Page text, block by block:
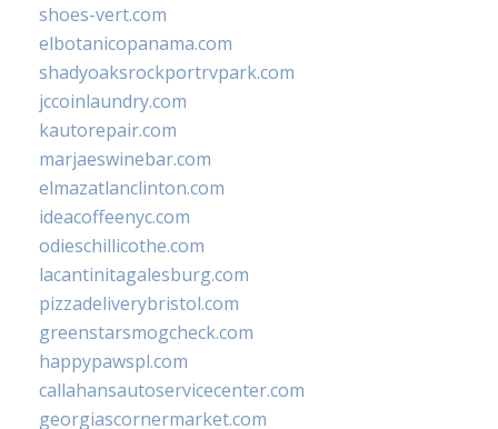
shoes-vert.com
elbotanicopanama.com
shadyoaksrockportrvpark.com
jccoinlaundry.com
kautorepair.com
marjaeswinebar.com
elmazatlanclinton.com
ideacoffeenyc.com
odieschillicothe.com
lacantinitagalesburg.com
pizzadeliverybristol.com
greenstarsmogcheck.com
happypawspl.com
callahansautoservicecenter.com
georgiascornermarket.com